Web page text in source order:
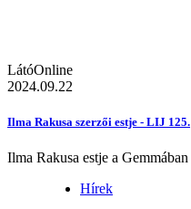
LátóOnline
2024.09.22
Ilma Rakusa szerzői estje - LIJ 125.
Ilma Rakusa estje a Gemmában
Hírek